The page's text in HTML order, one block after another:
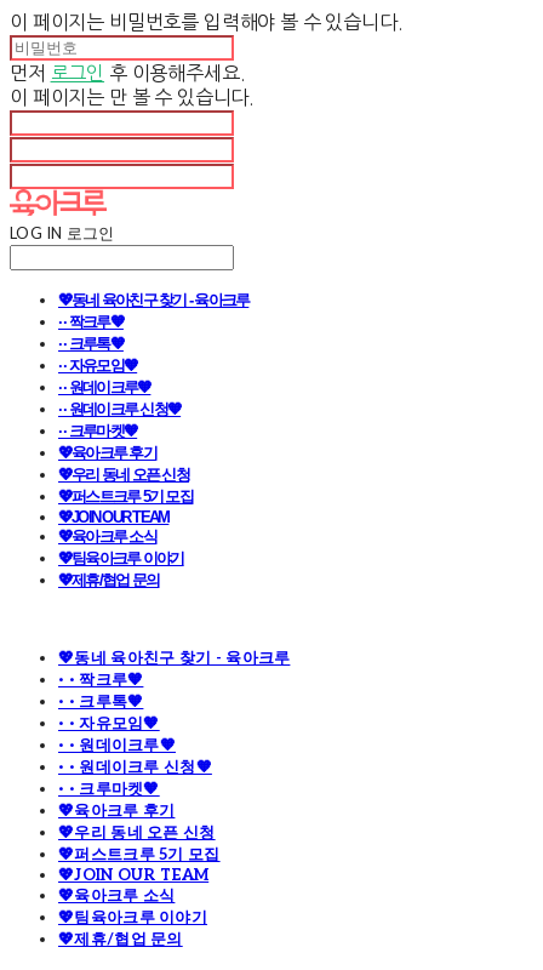
이 페이지는 비밀번호를 입력해야 볼 수 있습니다.
먼저 로그인 후 이용해주세요.
이 페이지는 만 볼 수 있습니다.
LOG IN 로그인
💖동네 육아친구 찾기 - 육아크루
· · 짝크루🧡
· · 크루톡🧡
· · 자유모임🧡
· · 원데이크루🧡
· · 원데이크루 신청🧡
· · 크루마켓🧡
💖육아크루 후기
💖우리 동네 오픈 신청
💖퍼스트크루 5기 모집
💖JOIN OUR TEAM
💖육아크루 소식
💖팀육아크루 이야기
💖제휴/협업 문의
💖동네 육아친구 찾기 - 육아크루
· · 짝크루🧡
· · 크루톡🧡
· · 자유모임🧡
· · 원데이크루🧡
· · 원데이크루 신청🧡
· · 크루마켓🧡
💖육아크루 후기
💖우리 동네 오픈 신청
💖퍼스트크루 5기 모집
💖JOIN OUR TEAM
💖육아크루 소식
💖팀육아크루 이야기
💖제휴/협업 문의